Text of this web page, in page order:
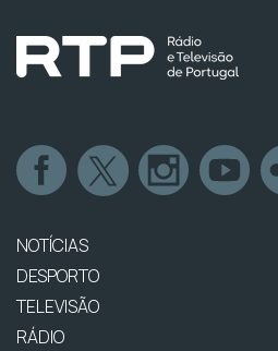
NOTÍCIAS
DESPORTO
TELEVISÃO
RÁDIO